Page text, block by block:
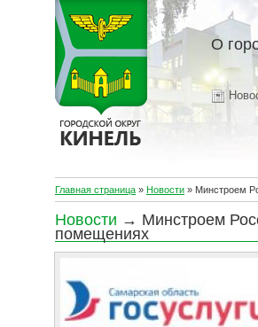
О
Главная страница » Новости » Минстроем
Новости → Минстроем
помещениях